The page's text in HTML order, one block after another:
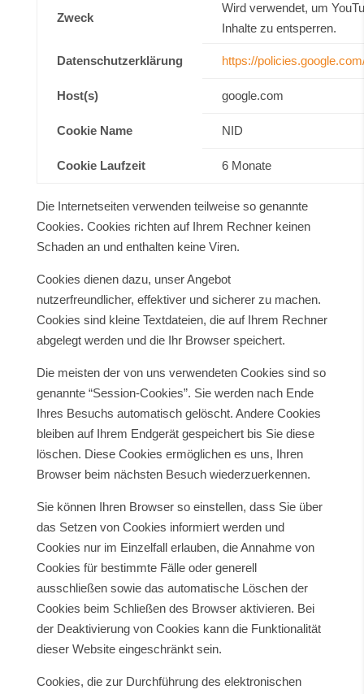
Zweck
Wird verwendet, um
Inhalte zu entsperren.
Datenschutzerklärung https://
Host(s) google.com
Cookie Name NID
Cookie Laufzeit 6 Monate
Die Internetseiten verwenden teilweise so genannte
Cookies. Cookies richten auf Ihrem Rechner keinen
Schaden an und enthalten keine Viren.
Cookies dienen dazu, unser Angebot
nutzerfreundlicher, effektiver und sicherer zu machen.
Cookies sind kleine Textdateien, die auf Ihrem Rechner
abgelegt werden und die Ihr Browser speichert.
Die meisten der von uns verwendeten Cookies sind so
genannte “Session-Cookies”. Sie werden nach Ende
Ihres Besuchs automatisch gelöscht. Andere Cookies
bleiben auf Ihrem Endgerät gespeichert bis Sie diese
löschen. Diese Cookies ermöglichen es uns, Ihren
Browser beim nächsten Besuch wiederzuerkennen.
Sie können Ihren Browser so einstellen, dass Sie über
das Setzen von Cookies informiert werden und
Cookies nur im Einzelfall erlauben, die Annahme von
Cookies für bestimmte Fälle oder generell
ausschließen sowie das automatische Löschen der
Cookies beim Schließen des Browser aktivieren. Bei
der Deaktivierung von Cookies kann die Funktionalität
dieser Website eingeschränkt sein.
Cookies, die zur Durchführung des elektronischen